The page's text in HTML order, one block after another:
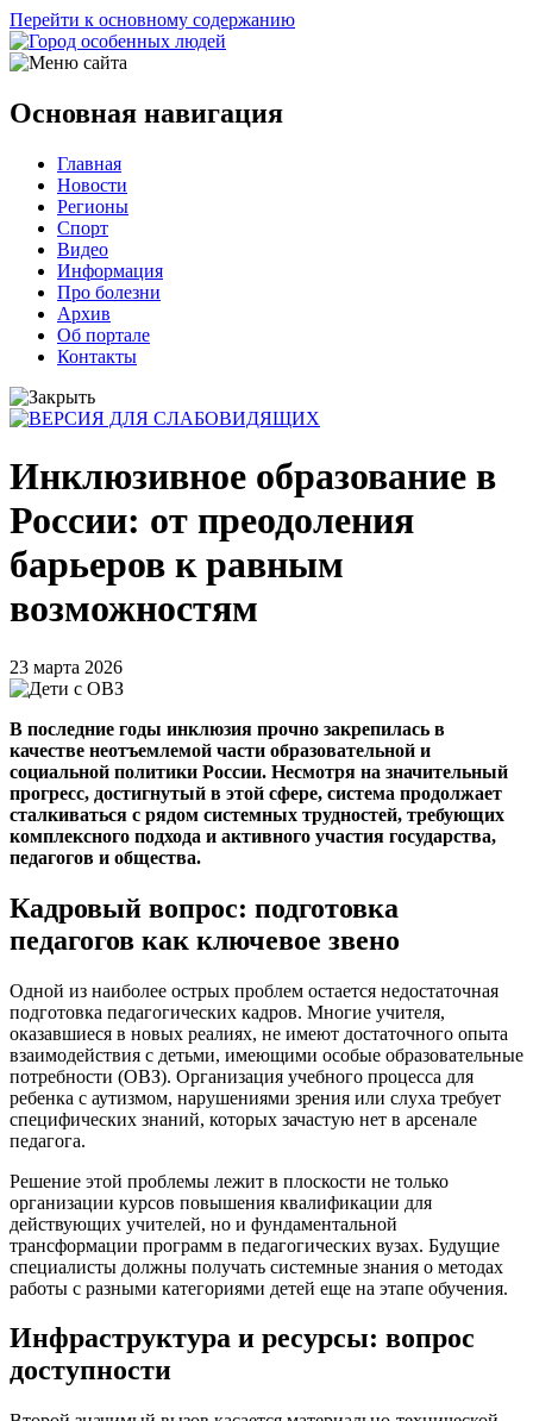
Перейти к основному содержанию
Основная навигация
Главная
Новости
Регионы
Спорт
Видео
Информация
Про болезни
Архив
Об портале
Контакты
Инклюзивное образование в
России: от преодоления
барьеров к равным
возможностям
23 марта 2026
В последние годы инклюзия прочно закрепилась в
качестве неотъемлемой части образовательной и
социальной политики России. Несмотря на значительный
прогресс, достигнутый в этой сфере, система продолжает
сталкиваться с рядом системных трудностей, требующих
комплексного подхода и активного участия государства,
педагогов и общества.
Кадровый вопрос: подготовка
педагогов как ключевое звено
Одной из наиболее острых проблем остается недостаточная
подготовка педагогических кадров. Многие учителя,
оказавшиеся в новых реалиях, не имеют достаточного опыта
взаимодействия с детьми, имеющими особые образовательные
потребности (ОВЗ). Организация учебного процесса для
ребенка с аутизмом, нарушениями зрения или слуха требует
специфических знаний, которых зачастую нет в арсенале
педагога.
Решение этой проблемы лежит в плоскости не только
организации курсов повышения квалификации для
действующих учителей, но и фундаментальной
трансформации программ в педагогических вузах. Будущие
специалисты должны получать системные знания о методах
работы с разными категориями детей еще на этапе обучения.
Инфраструктура и ресурсы: вопрос
доступности